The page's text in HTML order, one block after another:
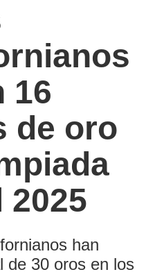
16
de oro
2025
han
de 30 oros en los